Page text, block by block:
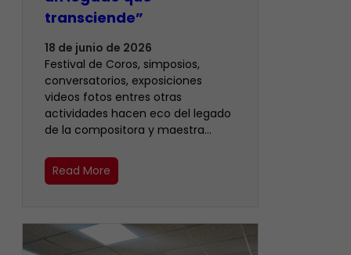
transciende”
18 de junio de 2026
Festival de Coros, simposios,
conversatorios, exposiciones
videos fotos entres otras
actividades hacen eco del legado
de la compositora y maestra…
Read More